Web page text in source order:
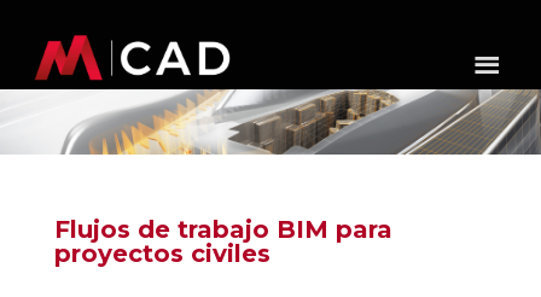
Flujos de trabajo BIM para
proyectos civiles